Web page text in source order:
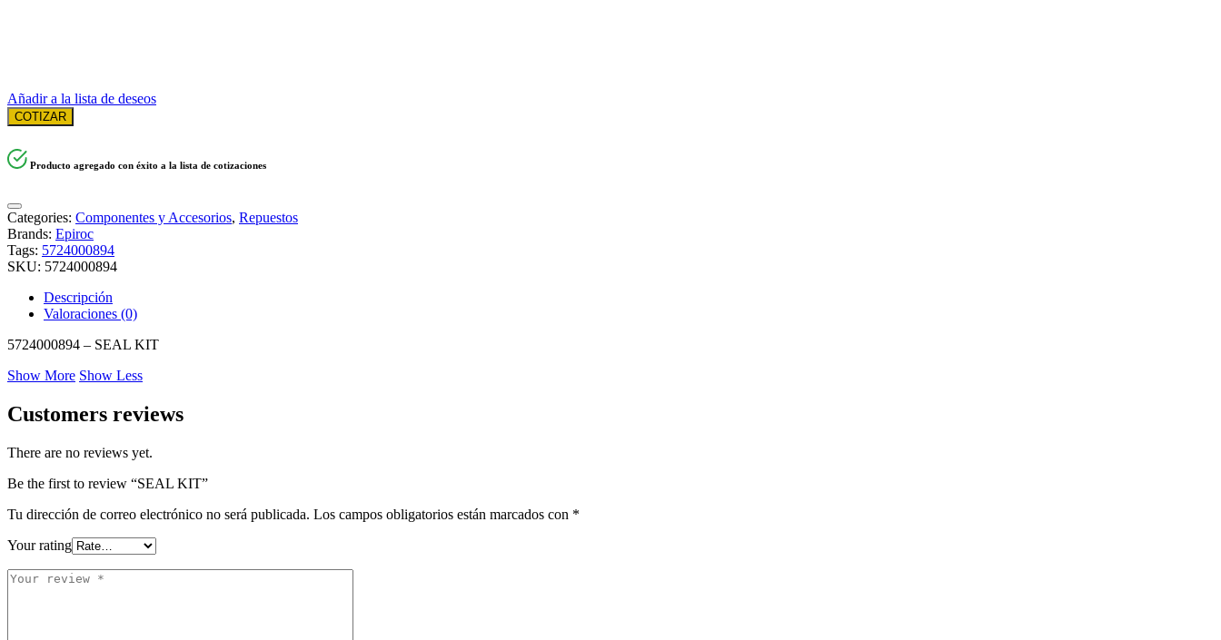
Añadir a la lista de deseos
COTIZAR
Producto agregado con éxito a la lista de cotizaciones
Categories: Componentes y Accesorios, Repuestos
Brands: Epiroc
Tags: 5724000894
SKU: 5724000894
Descripción
Valoraciones (0)
5724000894 – SEAL KIT
Show More Show Less
Customers reviews
There are no reviews yet.
Be the first to review “SEAL KIT”
Tu dirección de correo electrónico no será publicada. Los campos obligatorios están marcados con *
Your rating